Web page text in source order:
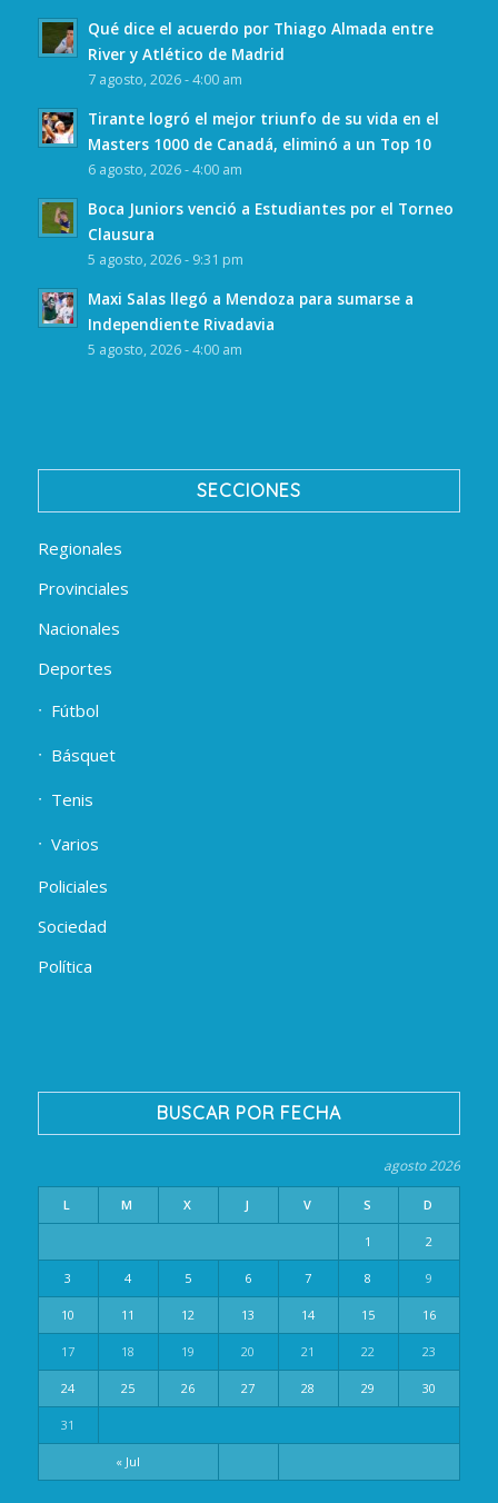
Qué dice el acuerdo por Thiago Almada entre
River y Atlético de Madrid
7 agosto, 2026 - 4:00 am
Tirante logró el mejor triunfo de su vida en el
Masters 1000 de Canadá, eliminó a un Top 10
6 agosto, 2026 - 4:00 am
Boca Juniors venció a Estudiantes por el Torneo
Clausura
5 agosto, 2026 - 9:31 pm
Maxi Salas llegó a Mendoza para sumarse a
Independiente Rivadavia
5 agosto, 2026 - 4:00 am
SECCIONES
Regionales
Provinciales
Nacionales
Deportes
Fútbol
Básquet
Tenis
Varios
Policiales
Sociedad
Política
BUSCAR POR FECHA
agosto 2026
L M X J V S D
« Jul
1 2
3 4 5 6 7 8 9
10 11 12 13 14 15 16
17 18 19 20 21 22 23
24 25 26 27 28 29 30
31